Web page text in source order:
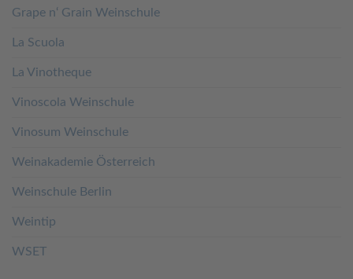
Grape n‘ Grain Weinschule
La Scuola
La Vinotheque
Vinoscola Weinschule
Vinosum Weinschule
Weinakademie Österreich
Weinschule Berlin
Weintip
WSET